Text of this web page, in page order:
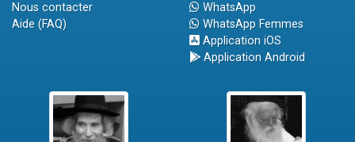
Nous contacter
Aide (FAQ)
WhatsApp
WhatsApp Femmes
Application iOS
Application Android